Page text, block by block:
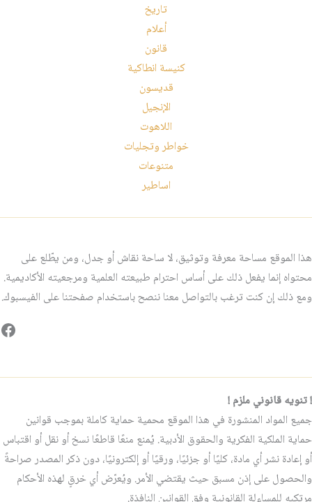
تاريخ
أعلام
قانون
كنيسة انطاكية
قديسون
الإنجيل
اللاهوت
خواطر وتجليات
متنوعات
اساطير
هذا الموقع مساحة معرفة وتوثيق، لا ساحة نقاش أو جدل، ومن يطّلع على
محتواه إنما يفعل ذلك على أساس احترام طبيعته العلمية ومرجعيته الأكاديمية.
ومع ذلك إن كنت ترغب بالتواصل معنا ننصح باستخدام صفحتنا على الفيسبوك.
! تنويه قانوني ملزم !
جميع المواد المنشورة في هذا الموقع محمية حماية كاملة بموجب قوانين
حماية الملكية الفكرية والحقوق الأدبية. يُمنع منعًا قاطعًا نسخ أو نقل أو اقتباس
أو إعادة نشر أي مادة، كليًا أو جزئيًا، ورقيًا أو إلكترونيًا، دون ذكر المصدر صراحةً
والحصول على إذن مسبق حيث يقتضي الأمر. ويُعرّض أي خرقٍ لهذه الأحكام